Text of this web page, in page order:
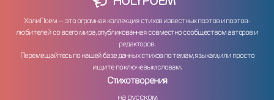
ХолиПоем — это огромная коллекция стихов известных поэтов и поэтов-
любителей со всего мира, опубликованная совместно сообществом авторов и
редакторов.
Перемещайтесь по нашей базе данных стихов по темам, языкам, или просто
ищите по ключевым словам.
Стихотворения
на русском